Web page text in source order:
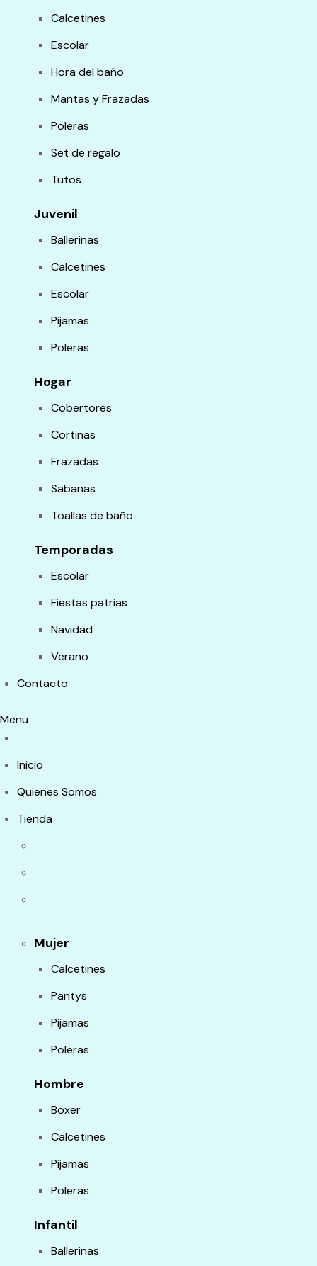
Calcetines
Escolar
Hora del baño
Mantas y Frazadas
Poleras
Set de regalo
Tutos
Juvenil
Ballerinas
Calcetines
Escolar
Pijamas
Poleras
Hogar
Cobertores
Cortinas
Frazadas
Sabanas
Toallas de baño
Temporadas
Escolar
Fiestas patrias
Navidad
Verano
Contacto
Menu
Inicio
Quienes Somos
Tienda
Mujer
Calcetines
Pantys
Pijamas
Poleras
Hombre
Boxer
Calcetines
Pijamas
Poleras
Infantil
Ballerinas